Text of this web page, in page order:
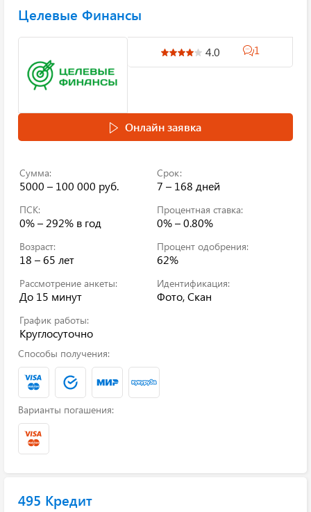
Целевые Финансы
4.0 1
Онлайн заявка
Сумма:
5000 – 100 000 руб.
Срок:
7 – 168 дней
ПСК:
0% – 292% в год
Процентная ставка:
0% – 0.80%
Возраст:
18 – 65 лет
Процент одобрения:
62%
Рассмотрение анкеты:
До 15 минут
Идентификация:
Фото, Скан
График работы:
Круглосуточно
Способы получения:
Варианты погашения:
495 Кредит